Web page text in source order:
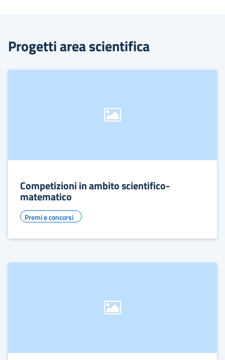
Progetti area scientifica
Competizioni in ambito scientifico-
matematico
Premi e concorsi